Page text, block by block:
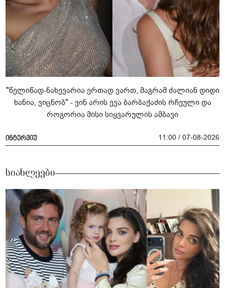
"წელიწად-ნახევარია ერთად ვართ, მაგრამ ძალიან დიდი
ხანია, ვიცნობ" - ვინ არის ევა ბარბაქაძის რჩეული და
როგორია მისი სიყვარულის ამბავი
ინტერვიუ 11:00 / 07-08-2026
სიახლეები